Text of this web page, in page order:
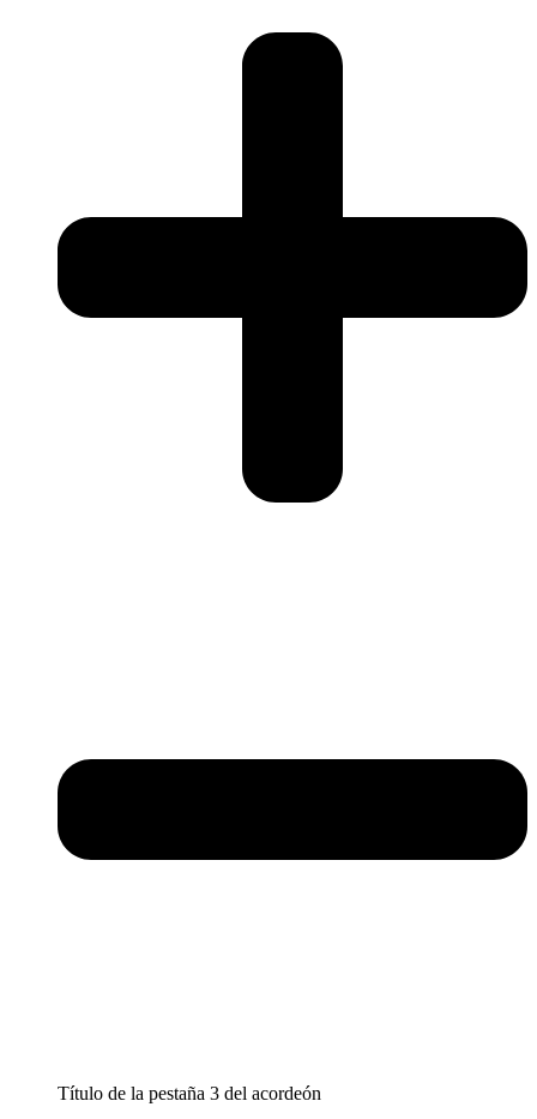
Título de la pestaña 3 del acordeón